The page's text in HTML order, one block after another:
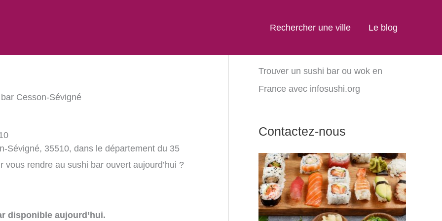
Rechercher une ville Le blog
Cesson-Sévigné
Sévigné, 35510, dans le département du 35
rendre au sushi bar ouvert aujourd’hui ?
disponible aujourd’hui.
Trouver un sushi bar ou wok en
France avec infosushi.org
Contactez-nous